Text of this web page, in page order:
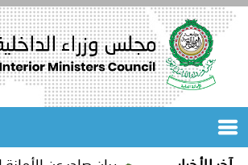
الرئيسية